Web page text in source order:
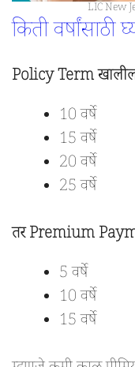
LIC New
किती वर्षांसाठी
Policy Term
10 वर्षे
15 वर्षे
20 वर्षे
25 वर्षे
तर Premium
5 वर्षे
10 वर्षे
15 वर्षे